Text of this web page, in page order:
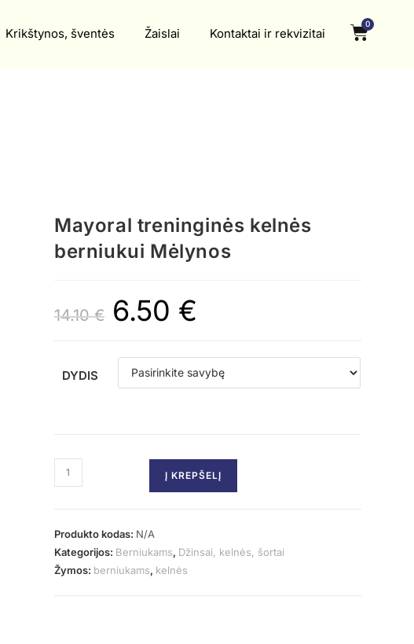
Krikštynos, šventės Žaislai Kontaktai ir rekvizitai
0
Mayoral treninginės kelnės
berniukui Mėlynos
14.10€ 6.50 €
DYDIS
Į KREPŠELĮ
Produkto kodas: N/A
Kategorijos: Berniukams, Džinsai, kelnės, šortai
Žymos: berniukams, kelnės